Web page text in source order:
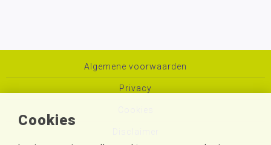
Cookies
Algemene voorwaarden
Privacy